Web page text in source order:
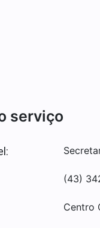
serviço
(43)
Centro